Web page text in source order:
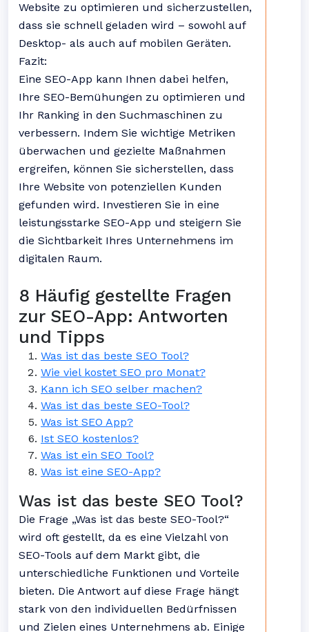
Website zu optimieren und sicherzustellen,
dass sie schnell geladen wird – sowohl auf
Desktop- als auch auf mobilen Geräten.
Fazit:
Eine SEO-App kann Ihnen dabei helfen,
Ihre SEO-Bemühungen zu optimieren und
Ihr Ranking in den Suchmaschinen zu
verbessern. Indem Sie wichtige Metriken
überwachen und gezielte Maßnahmen
ergreifen, können Sie sicherstellen, dass
Ihre Website von potenziellen Kunden
gefunden wird. Investieren Sie in eine
leistungsstarke SEO-App und steigern Sie
die Sichtbarkeit Ihres Unternehmens im
digitalen Raum.
8 Häufig gestellte Fragen
zur SEO-App: Antworten
und Tipps
Was ist das beste SEO Tool?
Wie viel kostet SEO pro Monat?
Kann ich SEO selber machen?
Was ist das beste SEO-Tool?
Was ist SEO App?
Ist SEO kostenlos?
Was ist ein SEO Tool?
Was ist eine SEO-App?
Was ist das beste SEO Tool?
Die Frage „Was ist das beste SEO-Tool?“
wird oft gestellt, da es eine Vielzahl von
SEO-Tools auf dem Markt gibt, die
unterschiedliche Funktionen und Vorteile
bieten. Die Antwort auf diese Frage hängt
stark von den individuellen Bedürfnissen
und Zielen eines Unternehmens ab. Einige